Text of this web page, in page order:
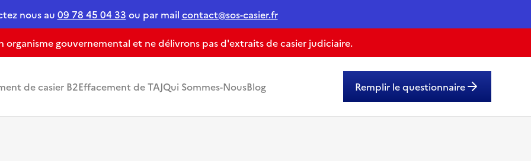
nous au 09 78 45 04 33 ou par mail contact@sos-casier.fr
organisme gouvernemental et ne délivrons pas d'extraits de casier judiciaire.
de casier B2Effacement de TAJQui Sommes-NousBlog Remplir le questionnaire